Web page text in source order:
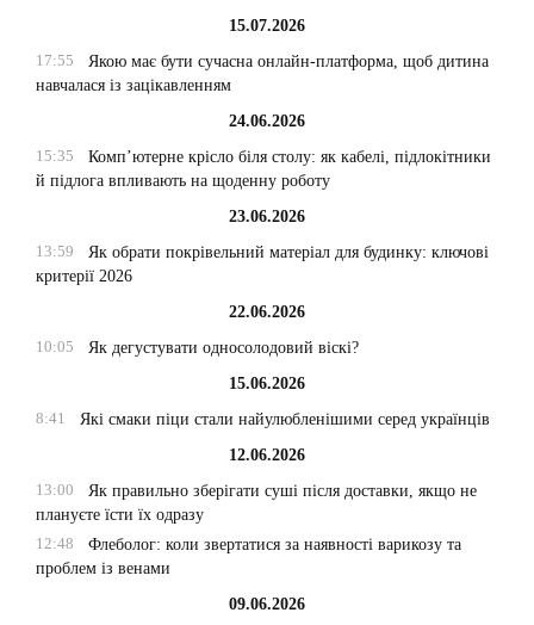
15.07.2026
17:55
Якою має бути сучасна онлайн-платформа, щоб дитина
навчалася із зацікавленням
24.06.2026
15:35
Комп’ютерне крісло біля столу: як кабелі, підлокітники
й підлога впливають на щоденну роботу
23.06.2026
13:59
Як обрати покрівельний матеріал для будинку: ключові
критерії 2026
22.06.2026
10:05
Як дегустувати односолодовий віскі?
15.06.2026
8:41
Які смаки піци стали найулюбленішими серед українців
12.06.2026
13:00
Як правильно зберігати суші після доставки, якщо не
плануєте їсти їх одразу
12:48
Флеболог: коли звертатися за наявності варикозу та
проблем із венами
09.06.2026